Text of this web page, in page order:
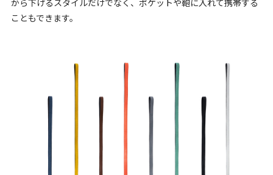
から下げるスタイルだけでなく、ポケットや鞄に入れて携帯する
こともできます。